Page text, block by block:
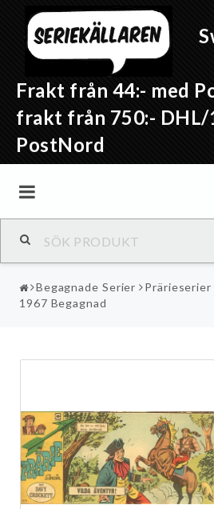
Frakt från 44:- med
frakt från 750:- DHL/
PostNord
Begagnade Serier Prärieserier
1967 Begagnad